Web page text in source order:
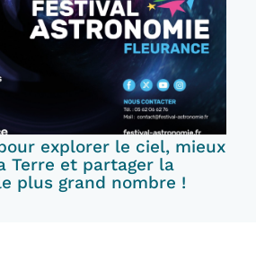
explorer le ciel, mieux
Terre et partager la
plus grand nombre !